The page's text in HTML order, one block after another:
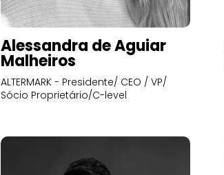
Alessandra de Aguiar
Malheiros
ALTERMARK - Presidente/ CEO / VP/
Sócio Proprietário/C-level